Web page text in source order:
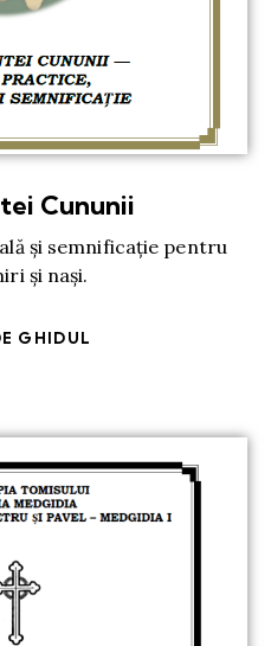
Cununii
și semnificație pentru
și nași.
GHIDUL